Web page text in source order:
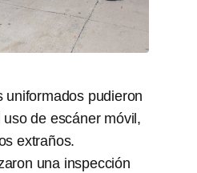
uniformados pudieron
de escáner móvil,
extraños.
una inspección